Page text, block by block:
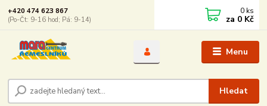
Menu
Hledat
+420 474 623 867
(Po-Čt: 9-16 hod; Pá: 9-14)
0 ks
za 0 Kč